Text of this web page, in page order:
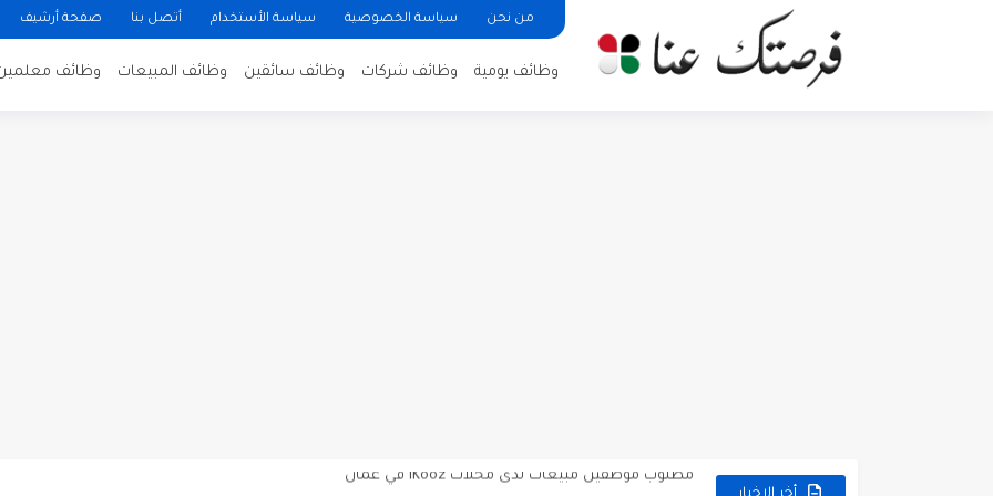
من نحن سياسة الخصوصية سياسة الأستخدام أتصل بنا صفحة أرشيف
وظائف يومية وظائف شركات وظائف سائقين وظائف المبيعات وظائف